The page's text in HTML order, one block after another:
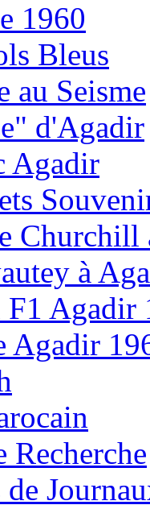
1960
Bleus
au Seisme
d'Agadir
Agadir
Churchill
à
Agadir
Agadir
Recherche